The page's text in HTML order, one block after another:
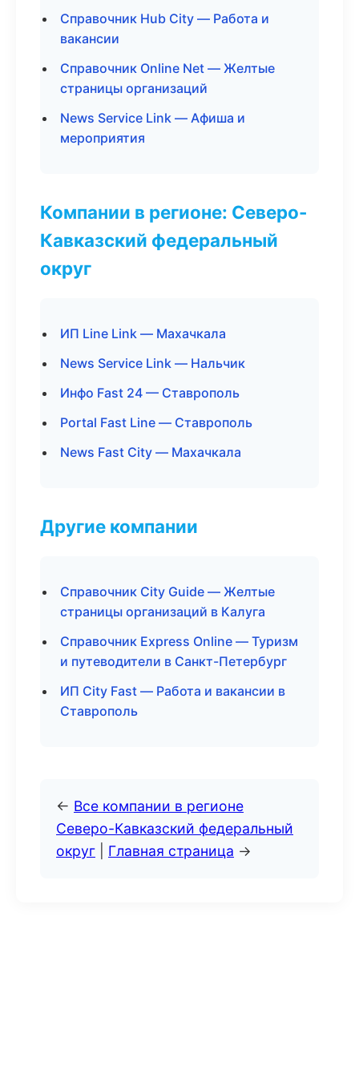
Справочник Hub City — Работа и
вакансии
Справочник Online Net — Желтые
страницы организаций
News Service Link — Афиша и
мероприятия
Компании в регионе: Северо-
Кавказский федеральный
округ
ИП Line Link — Махачкала
News Service Link — Нальчик
Инфо Fast 24 — Ставрополь
Portal Fast Line — Ставрополь
News Fast City — Махачкала
Другие компании
Справочник City Guide — Желтые
страницы организаций в Калуга
Справочник Express Online — Туризм
и путеводители в Санкт-Петербург
ИП City Fast — Работа и вакансии в
Ставрополь
← Все компании в регионе
Северо-Кавказский федеральный
округ
Главная страница →